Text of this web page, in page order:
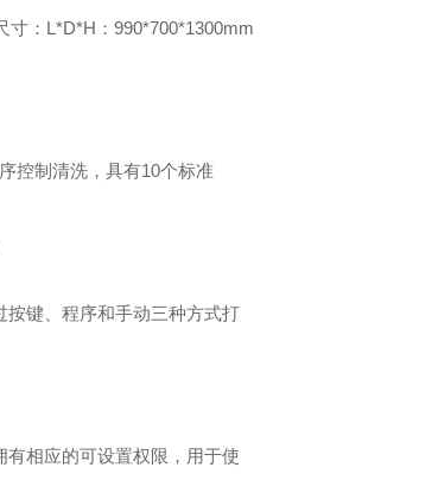
寸：L*D*H：990*700*1300mm
控制清洗，具有10个标准
按键、程序和手动三种方式打
相应的可设置权限，用于使